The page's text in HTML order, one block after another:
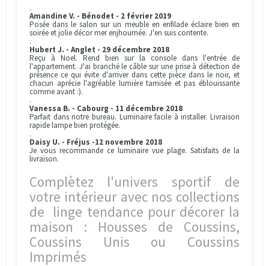
.
Amandine V. - Bénodet - 2 février 2019
Posée dans le salon sur un meuble en enfilade éclaire bien en
soirée et jolie décor mer enjhournée. J'en suis contente.
.
Hubert J. - Anglet - 29 décembre 2018
Reçu à Noel. Rend bien sur la console dans l'entrée de
l'appartement. J'ai branché le câble sur une prise à détection de
présence ce qui évite d'arriver dans cette pièce dans le noir, et
chacun aprécie l'agréable lumière tamisée et pas éblouissante
comme avant :).
.
Vanessa B. - Cabourg - 11 décembre 2018
Parfait dans notre bureau. Luminaire facile à installer. Livraison
rapide lampe bien protégée.
.
Daisy U. - Fréjus -12 novembre 2018
Je vous recommande ce luminaire vue plage. Satisfaits de la
livraison.
Complètez l'univers sportif de
votre intérieur avec nos collections
de linge tendance pour décorer la
maison : Housses de Coussins,
Coussins Unis ou Coussins
Imprimés